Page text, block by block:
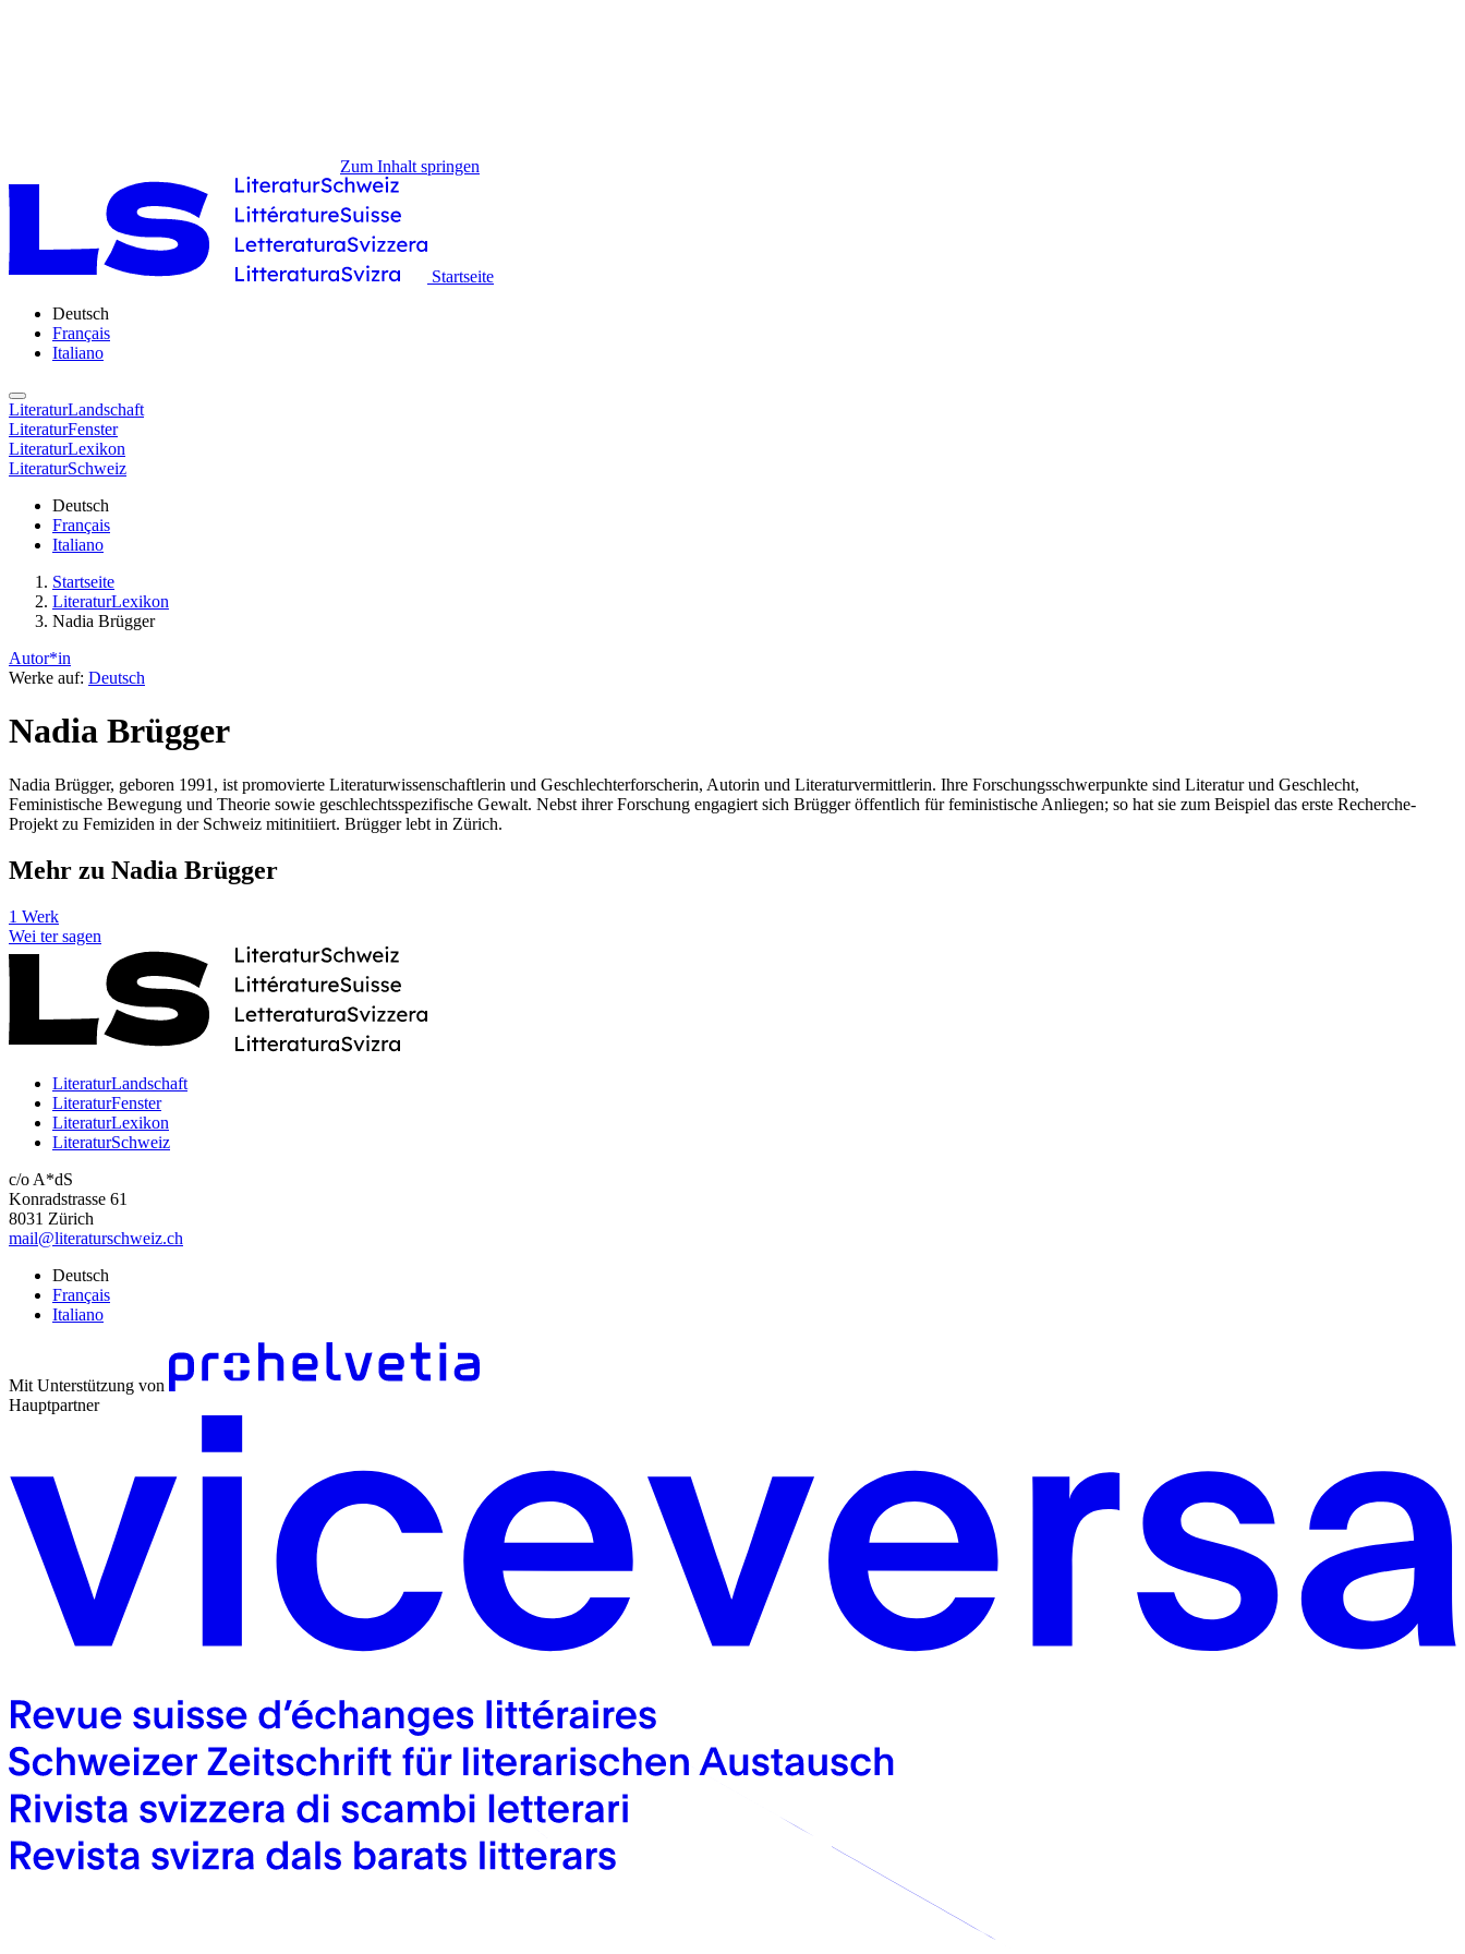
Zum Inhalt springen
Startseite
Deutsch
Français
Italiano
LiteraturLandschaft
LiteraturFenster
LiteraturLexikon
LiteraturSchweiz
Deutsch
Français
Italiano
Startseite
LiteraturLexikon
Nadia Brügger
Autor*in
Werke auf: Deutsch
Nadia Brügger
Nadia Brügger, geboren 1991, ist promovierte Literaturwissenschaftlerin und Geschlechterforscherin, Autorin und Literaturvermittlerin. Ihre Forschungsschwerpunkte sind Literatur und Geschlecht,
Feministische Bewegung und Theorie sowie geschlechtsspezifische Gewalt. Nebst ihrer Forschung engagiert sich Brügger öffentlich für feministische Anliegen; so hat sie zum Beispiel das erste Recherche-
Projekt zu Femiziden in der Schweiz mitinitiiert. Brügger lebt in Zürich.
Mehr zu Nadia Brügger
1 Werk
Wei ter sagen
LiteraturLandschaft
LiteraturFenster
LiteraturLexikon
LiteraturSchweiz
c/o A*dS
Konradstrasse 61
8031 Zürich
mail@literaturschweiz.ch
Deutsch
Français
Italiano
Mit Unterstützung von
Hauptpartner